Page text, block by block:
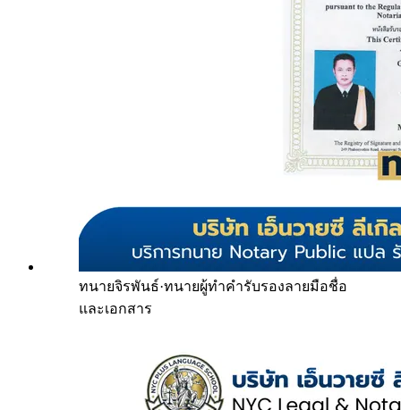
ทนายจิรพันธ์·ทนายผู้ทำคำรับรองลายมือชื่อ
และเอกสาร